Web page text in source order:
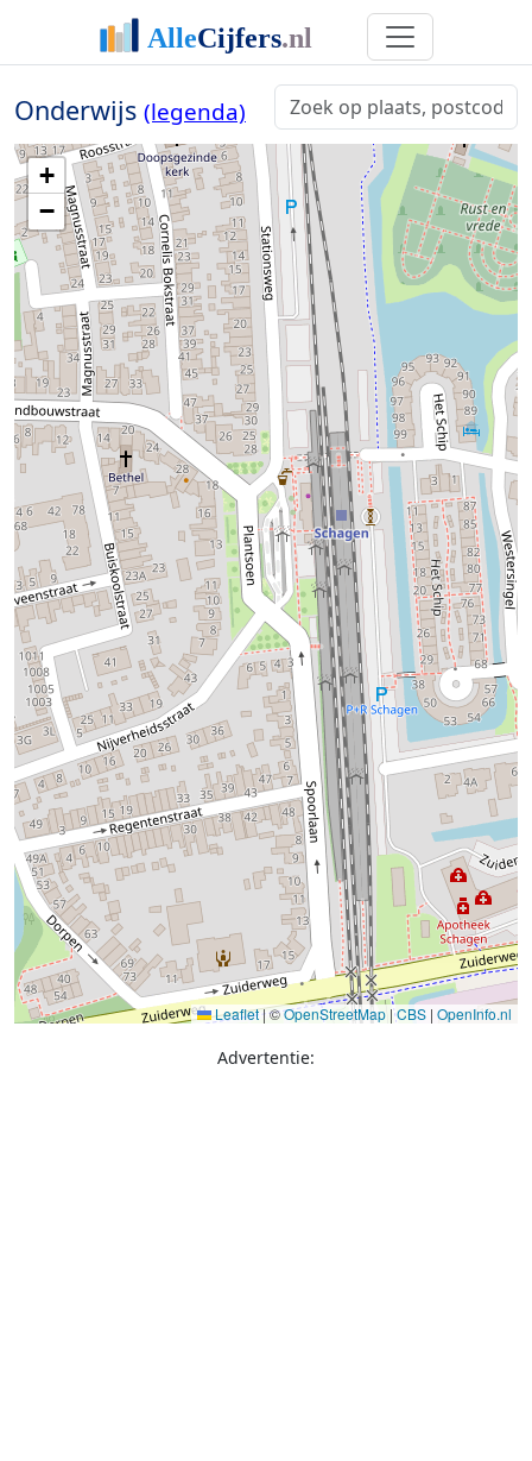
Onderwijs (legenda)
+
−
Leaflet|©OpenStreetMap |CBS | OpenInfo.nl
Advertentie: